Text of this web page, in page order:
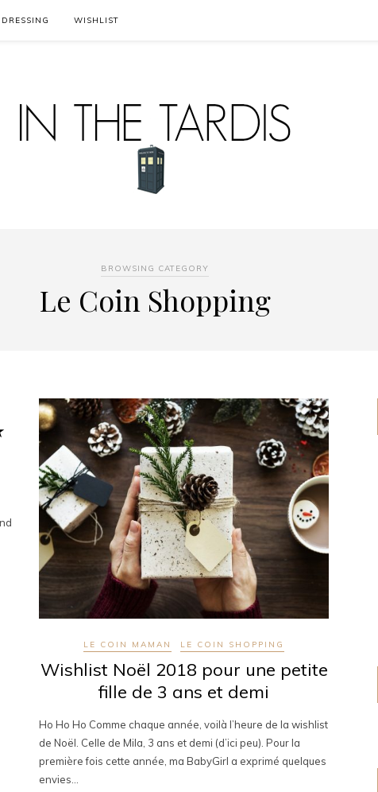
WISHLIST
BROWSING CATEGORY
Le Coin Shopping
LE COIN MAMAN LE COIN SHOPPING
Wishlist Noël 2018 pour une petite
fille de 3 ans et demi
Ho Ho Ho Comme chaque année, voilà l’heure de la wishlist
de Noël. Celle de Mila, 3 ans et demi (d’ici peu). Pour la
première fois cette année, ma BabyGirl a exprimé quelques
envies…